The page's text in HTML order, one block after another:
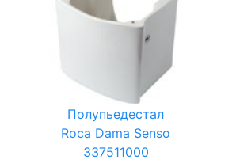
Полупьедестал
Roca Dama Senso
337511000